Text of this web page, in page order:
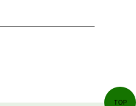
TOP